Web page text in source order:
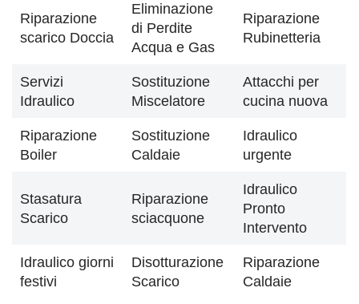
Riparazione
scarico Doccia
Eliminazione
di Perdite
Acqua e Gas
Riparazione
Rubinetteria
Servizi
Idraulico
Sostituzione
Miscelatore
Attacchi per
cucina nuova
Riparazione
Boiler
Sostituzione
Caldaie
Idraulico
urgente
Stasatura
Scarico
Riparazione
sciacquone
Idraulico
Pronto
Intervento
Idraulico giorni
festivi
Disotturazione
Scarico
Riparazione
Caldaie